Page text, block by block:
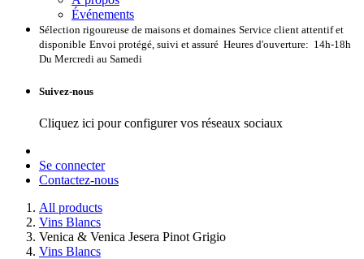
Événements
Sélection rigoureuse de maisons et domaines Service client attentif et
disponible Envoi protégé, suivi et assuré Heures d'ouverture: 14h-18h
Du Mercredi au Samedi
Suivez-nous
Cliquez ici pour configurer vos réseaux sociaux
Se connecter
Contactez-nous
All products
Vins Blancs
Venica & Venica Jesera Pinot Grigio
Vins Blancs